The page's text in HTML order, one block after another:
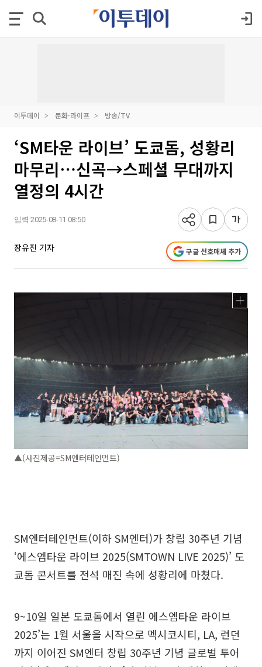
이투데이 문화·라이프 방송/TV
‘SM타운 라이브’ 도쿄돔, 성황리
마무리⋯신곡→스페셜 무대까지
열정의 4시간
입력 2025-08-11 08:50
장유진 기자 구글 선호매체 추가
▲(사진제공=SM엔터테인먼트)
SM엔터테인먼트(이하 SM엔터)가 창립 30주년 기념
‘에스엠타운 라이브 2025(SMTOWN LIVE 2025)’ 도
쿄돔 콘서트를 전석 매진 속에 성황리에 마쳤다.
9~10일 일본 도쿄돔에서 열린 에스엠타운 라이브
2025’는 1월 서울을 시작으로 멕시코시티, LA, 런던
까지 이어진 SM엔터 창립 30주년 기념 글로벌 투어